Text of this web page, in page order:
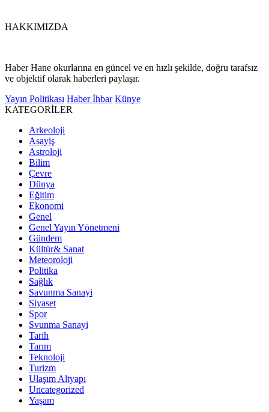
HAKKIMIZDA
Haber Hane okurlarına en güncel ve en hızlı şekilde, doğru tarafsız
ve objektif olarak haberleri paylaşır.
Yayın Politikası Haber İhbar Künye
KATEGORİLER
Arkeoloji
Asayiş
Astroloji
Bilim
Çevre
Dünya
Eğitim
Ekonomi
Genel
Genel Yayın Yönetmeni
Gündem
Kültür& Sanat
Meteoroloji
Politika
Sağlık
Savunma Sanayi
Siyaset
Spor
Svunma Sanayi
Tarih
Tarım
Teknoloji
Turizm
Ulaşım Altyapı
Uncategorized
Yaşam